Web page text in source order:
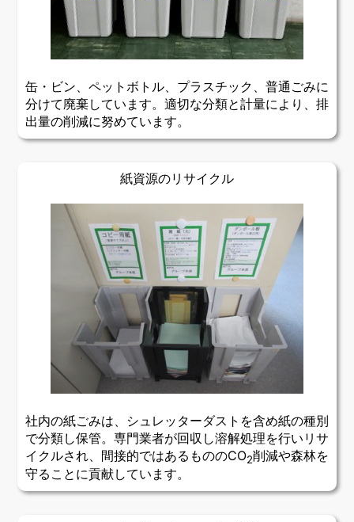
缶・ビン、ペットボトル、プラスチック、普通ごみに
分けて廃棄しています。適切な分類と計量により、排
出量の削減に努めています。
紙資源のリサイクル
社内の紙ごみは、シュレッターダストを含め紙の種別
で分類し保管。専門業者が回収し溶解処理を行いリサ
イクルされ、間接的ではあるもののCO2削減や森林を
守ることに貢献しています。